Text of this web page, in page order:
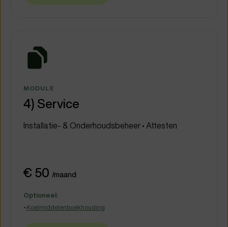
MODULE
4) Service
Installatie- & Onderhoudsbeheer • Attesten
€ 50 /maand
Optioneel:
• Koelmiddelenboekhouding